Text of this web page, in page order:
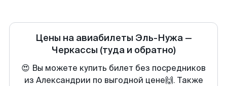
Цены на авиабилеты Эль-Нужа—
Черкассы (туда и обратно)
😍 Вы можете купить билет без посредников
из Александрии по выгодной цене🙌. Также